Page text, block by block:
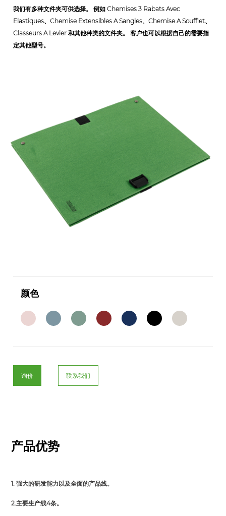
我们有多种文件夹可供选择。 例如 Chemises 3 Rabats Avec
Elastiques、Chemise Extensibles A Sangles、Chemise A Soufflet、
Classeurs A Levier 和其他种类的文件夹。 客户也可以根据自己的需要指
定其他型号。
颜色
询价 联系我们
产品优势
1. 强大的研发能力以及全面的产品线。
2.主要生产线4条。